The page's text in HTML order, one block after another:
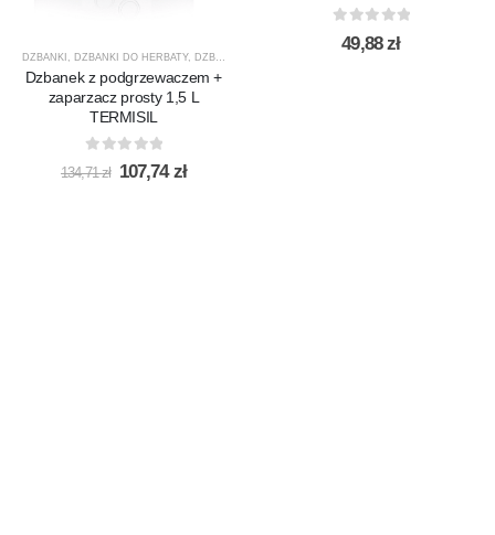
DZBANKI DZBANKI DO HERBATY, DZBANKI DO KAWY
Dzbanek z podgrzewaczem +
zaparzacz prosty 1,5 L
TERMISIL
out of 5
134,71zł Pierwotna
cena
107,74złAktualna
out of 5
49,88zł